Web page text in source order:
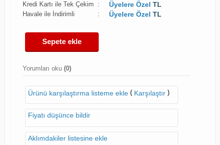
Kredi Kartı ile Tek Çekim
: Üyelere Özel TL
Havale ile İndirimli : Üyelere Özel TL
Sepete ekle
Yorumları oku (0)
Ürünü karşılaştırma listeme ekle( Karşılaştır)
Fiyatı düşünce bildir
Aklımdakiler listesine ekle